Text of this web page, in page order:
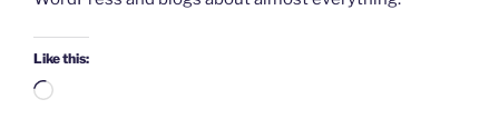
Like this:
Loading…